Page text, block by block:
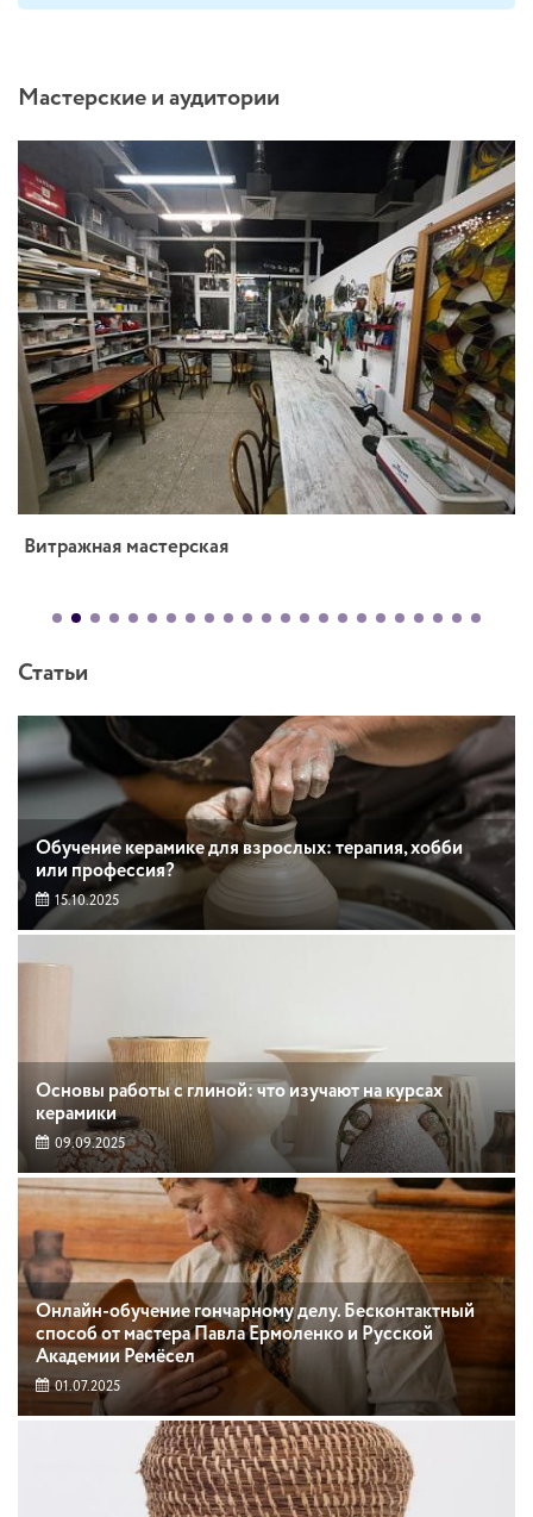
Мастерские и аудитории
Витражная мастерская
Статьи
Обучение керамике для взрослых: терапия, хобби
или профессия?
15.10.2025
Основы работы с глиной: что изучают на курсах
керамики
09.09.2025
Онлайн-обучение гончарному делу. Бесконтактный
способ от мастера Павла Ермоленко и Русской
Академии Ремёсел
01.07.2025